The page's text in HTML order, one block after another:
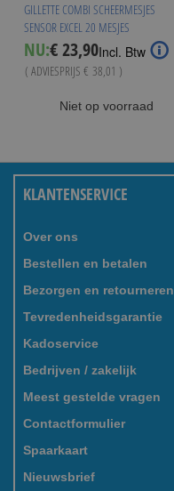
GILLETTE COMBI SCHEERMESJES
SENSOR EXCEL 20 MESJES
NU:Special
Price
€ 23,90Incl. Btw
( ADVIESPRIJS € 38,01 )
Niet op voorraad
KLANTENSERVICE
Over ons
Bestellen en betalen
Bezorgen en retourneren
Tevredenheidsgarantie
Kadoservice
Bedrijven / zakelijk
Meest gestelde vragen
Contactformulier
Spaarkaart
Nieuwsbrief